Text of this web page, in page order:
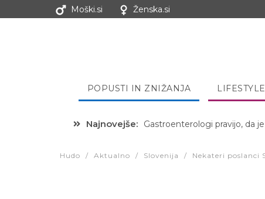
Moški.si Ženska.si
POPUSTI IN ZNIŽANJA LIFESTYLE
Najnovejše: Hibernacijska dieta: Zakaj je
Hudo / Aktualno / Slovenija / Nekateri poslanci